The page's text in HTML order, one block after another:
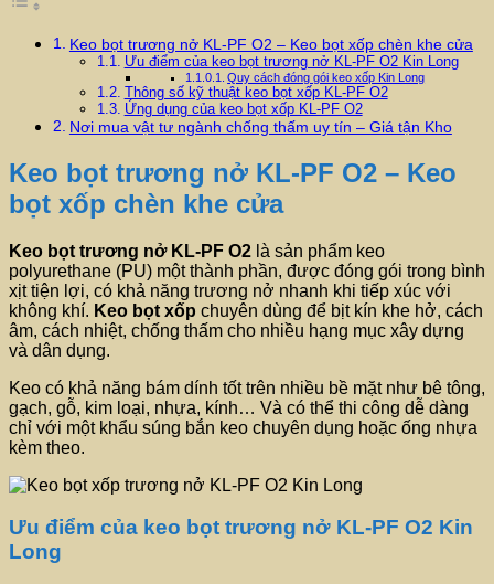
Keo bọt trương nở KL-PF O2 – Keo bọt xốp chèn khe cửa
Ưu điểm của keo bọt trương nở KL-PF O2 Kin Long
Quy cách đóng gói keo xốp Kin Long
Thông số kỹ thuật keo bọt xốp KL-PF O2
Ứng dụng của keo bọt xốp KL-PF O2
Nơi mua vật tư ngành chống thấm uy tín – Giá tận Kho
Keo bọt trương nở KL-PF O2 – Keo
bọt xốp chèn khe cửa
Keo bọt trương nở KL-PF O2 là sản phẩm keo
polyurethane (PU) một thành phần, được đóng gói trong bình
xịt tiện lợi, có khả năng trương nở nhanh khi tiếp xúc với
không khí. Keo bọt xốp chuyên dùng để bịt kín khe hở, cách
âm, cách nhiệt, chống thấm cho nhiều hạng mục xây dựng
và dân dụng.
Keo có khả năng bám dính tốt trên nhiều bề mặt như bê tông,
gạch, gỗ, kim loại, nhựa, kính… Và có thể thi công dễ dàng
chỉ với một khẩu súng bắn keo chuyên dụng hoặc ống nhựa
kèm theo.
Ưu điểm của keo bọt trương nở KL-PF O2 Kin
Long